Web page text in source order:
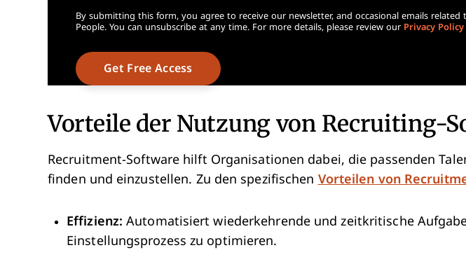
By submitting this form, you agree to receive our newsletter, and occasional emails related
People. You can unsubscribe at any time. For more details, please review our Privacy Policy
Vorteile der Nutzung von Recruiting-
Recruitment-Software hilft Organisationen dabei, die passenden
finden und einzustellen. Zu den spezifischen Vorteilen von
Effizienz: Automatisiert wiederkehrende und zeitkritische
Einstellungsprozess zu optimieren.